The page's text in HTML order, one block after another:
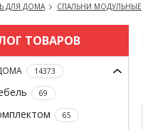
ДЛЯ ДОМА СПАЛЬНИ МОДУЛЬНЫЕ
ТОВАРОВ
14373
69
65